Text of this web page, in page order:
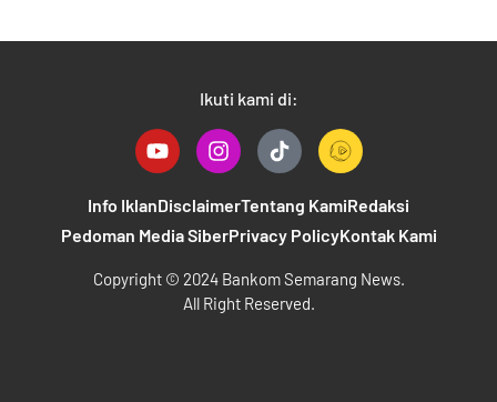
Ikuti kami di:
Y
o
t
u
b
e
I
n
t
a
g
r
a
m
T
i
t
o
k
B
a
n
Info IklanDisclaimerTentang KamiRedaksi
Pedoman Media SiberPrivacy PolicyKontak Kami
Copyright © 2024 Bankom Semarang News.
All Right Reserved.